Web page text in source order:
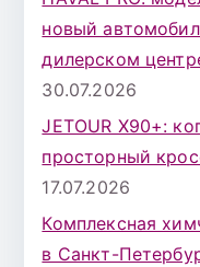
новый
дилерском
30.07.2026
JETOUR X90+:
просторный
17.07.2026
Комплексная
в Санкт-